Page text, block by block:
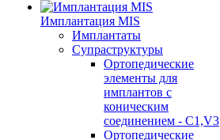
Имплантация MIS
Имплантаты
Супраструктуры
Ортопедические
элементы для
имплантов с
коническим
соединением - C1,V3
Ортопедические